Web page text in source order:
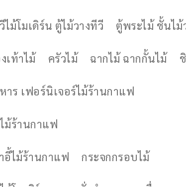
ม้โมเดิร์น ตู้ไม้วางทีวี ตู้พระไม้ ชั้นไม้
เท้าไม้ ครัวไม้ ฉากไม้ ฉากกั้นไม้
าร เฟอร์นิเจอร์ไม้ร้านกาแฟ
ม้ร้านกาแฟ
อี้ไม้ร้านกาแฟ กระจกกรอบไม้